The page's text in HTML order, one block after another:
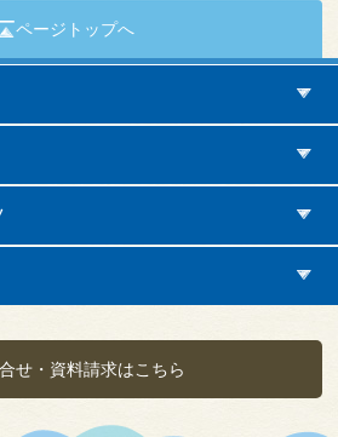
ページトップへ
せ・資料請求はこちら